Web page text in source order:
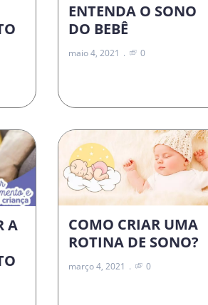
ENTENDA O SONO
DO BEBÊ
maio 4, 2021 0
A
COMO CRIAR UMA
ROTINA DE SONO?
março 4, 2021 0